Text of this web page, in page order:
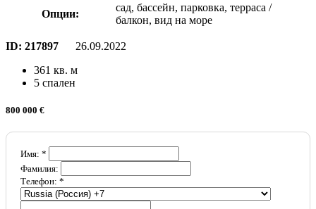
Опции:
сад, бассейн, парковка, терраса /
балкон, вид на море
ID: 217897
26.09.2022
361 кв. м
5 спален
800 000 €
Имя: *
Фамилия:
Телефон: *